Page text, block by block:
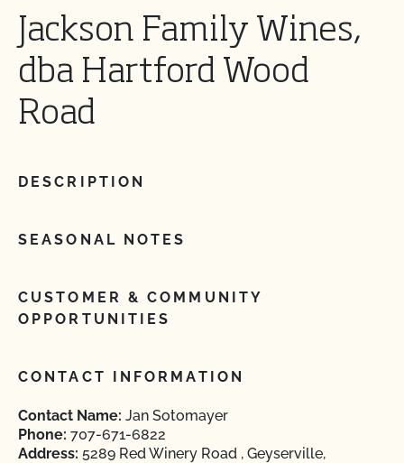
Jackson Family Wines,
dba Hartford Wood
Road
DESCRIPTION
SEASONAL NOTES
CUSTOMER & COMMUNITY
OPPORTUNITIES
CONTACT INFORMATION
Contact Name: Jan Sotomayer
Phone: 707-671-6822
Address: 5289 Red Winery Road , Geyserville,